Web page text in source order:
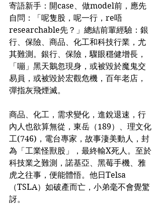
寄語新手：開case、做model前，應先
自問：「呢隻股，呢一行，re唔
researchable先？」總結前輩經驗：銀
行、保險、商品、化工和科技行業，尤
其難測。銀行、保險，驟眼穩健增長，
「嘣」黑天鵝忽現身，或被毀於魔鬼交
易員，或被毀於宏觀危機，百年老店，
彈指灰飛煙滅。
商品、化工，需求變化，進銳退速，行
內人也欲算無從，東岳（189）、理文化
工(746)，電台專家，故事淒美動人，封
為「工業怪獸股」，最終輸X死人。至於
科技業之難測，諾基亞、黑莓手機、雅
虎之往事，便能體悟。他日Telsa
（TSLA）如破產而亡，小弟毫不會覺驚
訝。